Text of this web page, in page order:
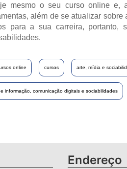
mesmo o seu curso online e,
além de se atualizar sobre
para a sua carreira, portanto,
online cursos arte, mídia e
informação, comunicação digitais e sociabilidades
Endereço